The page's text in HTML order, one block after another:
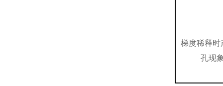
梯度稀释时
孔现